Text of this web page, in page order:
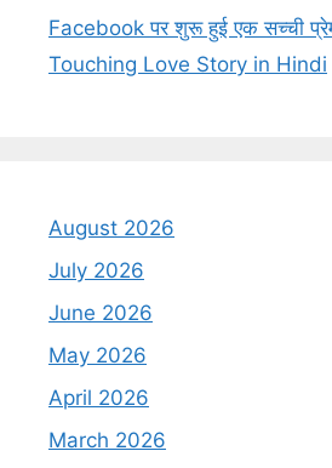
Facebook पर शुरू हुई एक सच्ची
Touching Love Story in Hindi
August 2026
July 2026
June 2026
May 2026
April 2026
March 2026